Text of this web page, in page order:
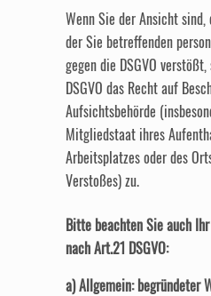
Wenn Sie der Ansicht
der Sie betreffenden
gegen die DSGVO
DSGVO das Recht auf
Aufsichtsbehörde
Mitgliedstaat ihres
Arbeitsplatzes oder des
Verstoßes) zu.
Bitte beachten Sie auch
nach Art.21 DSGVO:
a) Allgemein: begründeter